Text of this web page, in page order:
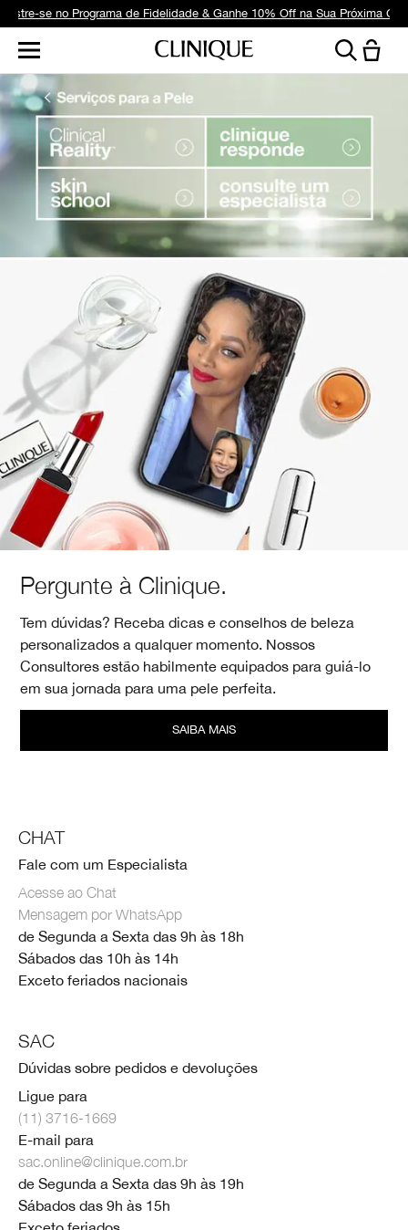
se no Programa de Fidelidade & Ganhe 10% Off na Sua Próxima
Pergunte à Clinique.
Tem dúvidas? Receba dicas e conselhos de beleza
personalizados a qualquer momento. Nossos
Consultores estão habilmente equipados para guiá-lo
em sua jornada para uma pele perfeita.
SAIBA MAIS
CHAT
Fale com um Especialista
Acesse ao Chat
Mensagem por WhatsApp
de Segunda a Sexta das 9h às 18h
Sábados das 10h às 14h
Exceto feriados nacionais
SAC
Dúvidas sobre pedidos e devoluções
Ligue para
(11) 3716-1669
E-mail para
sac.online@clinique.com.br
de Segunda a Sexta das 9h às 19h
Sábados das 9h às 15h